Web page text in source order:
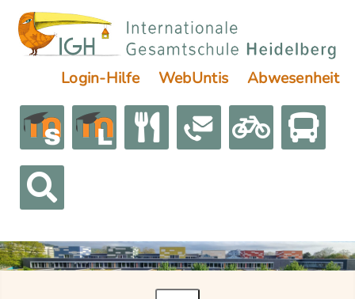
Login-Hilfe WebUntis Abwesenheit